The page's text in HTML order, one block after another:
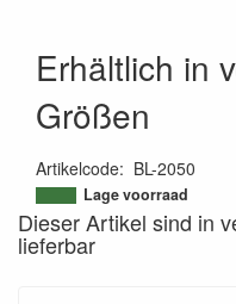
Erhältlich in
Größen
Artikelcode: BL-2050
9506351259841
Lage voorraad
Dieser Artikel sind in
lieferbar